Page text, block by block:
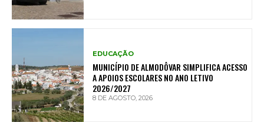
EDUCAÇÃO
MUNICÍPIO DE ALMODÔVAR SIMPLIFICA ACESSO
A APOIOS ESCOLARES NO ANO LETIVO
2026/2027
8 DE AGOSTO, 2026